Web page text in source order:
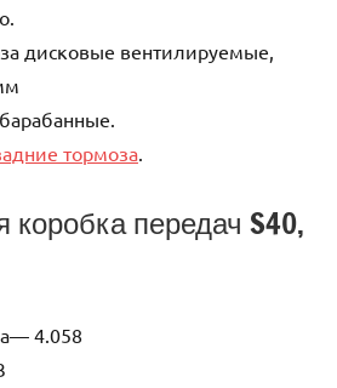
дисковые вентилируемые,
тормоза
коробка передач S40,
4.058